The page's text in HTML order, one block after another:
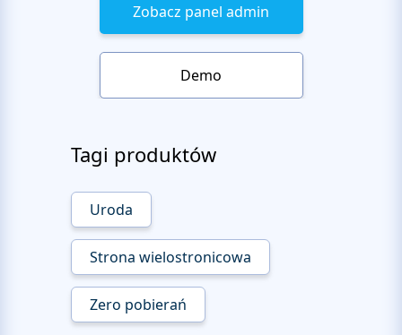
Zobacz panel admin
Demo
Tagi produktów
Uroda
Strona wielostronicowa
Zero pobierań